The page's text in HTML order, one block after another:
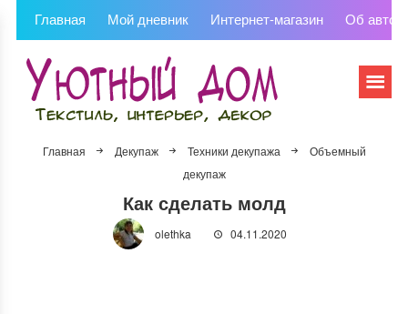
Главная Мой дневник Интернет-магазин Об
Главная Декупаж Техники декупажа
Объемный
декупаж
Как сделать молд
olethka 04.11.2020